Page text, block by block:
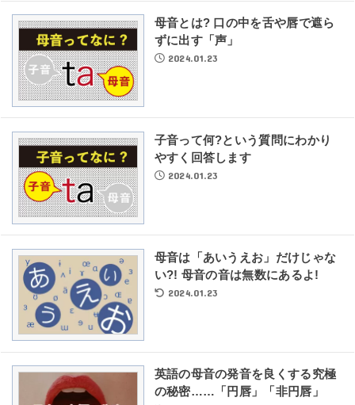
母音とは? 口の中を舌や唇で遮ら
ずに出す「声」
2024.01.23
子音って何?という質問にわかり
やすく回答します
2024.01.23
母音は「あいうえお」だけじゃな
い?! 母音の音は無数にあるよ!
2024.01.23
英語の母音の発音を良くする究極
の秘密……「円唇」「非円唇」